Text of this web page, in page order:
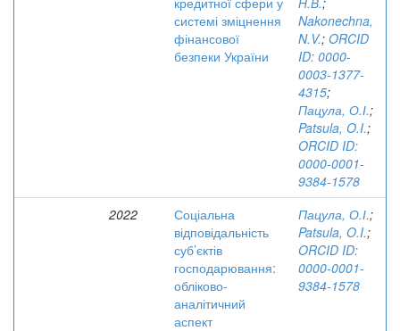
системі зміцнення
фінансової
безпеки України
Nakonechna,
N.V.; ORCID
ID: 0000-
0003-1377-
4315;
Пацула, О.І.;
Patsula, O.I.;
ORCID ID:
0000-0001-
9384-1578
2022
Соціальна
відповідальність
суб’єктів
господарювання:
обліково-
аналітичний
аспект
Пацула, О.І.;
Patsula, O.I.;
ORCID ID:
0000-0001-
9384-1578